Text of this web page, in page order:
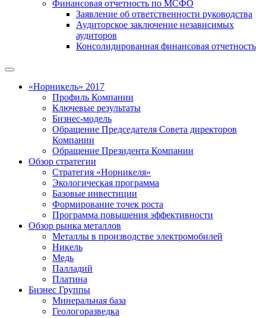
Финансовая отчетность по МСФО
Заявление об ответственности руководства
Аудиторское заключение независимых
аудиторов
Консолидированная финансовая отчетность
«Норникель» 2017
Профиль Компании
Ключевые результаты
Бизнес-модель
Обращение Председателя Совета директоров
Компании
Обращение Президента Компании
Обзор стратегии
Стратегия «Норникеля»
Экологическая программа
Базовые инвестиции
Формирование точек роста
Программа повышения эффективности
Обзор рынка металлов
Металлы в производстве электромобилей
Никель
Медь
Палладий
Платина
Бизнес Группы
Минеральная база
Геологоразведка